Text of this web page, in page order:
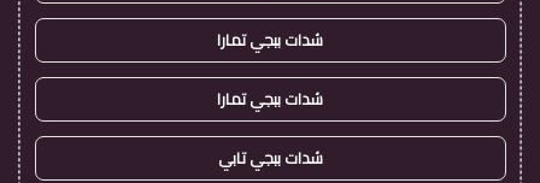
شدات ببجي تمارا
شدات ببجي تمارا
شدات ببجي تابي